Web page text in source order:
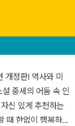
개정판! 역사와 미
중세의 어둠 속 인
때 한없이 행복하